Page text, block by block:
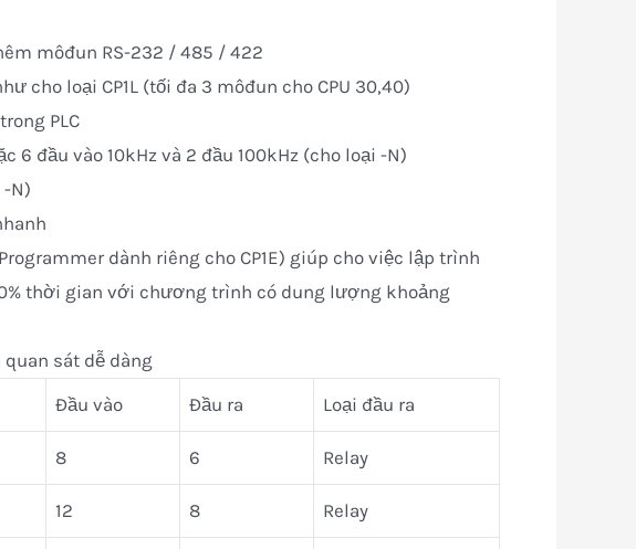
môđun RS-232 / 485 / 422
cho loại CP1L (tối đa 3 môđun cho CPU 30,40)
PLC
6 đầu vào 10kHz và 2 đầu 100kHz (cho loại -N)
N)
dành riêng cho CP1E) giúp cho việc lập trình
thời gian với chương trình có dung lượng khoảng
sát dễ dàng
Đầu vào Đầu ra Loại đầu ra
8 6 Relay
12 8 Relay